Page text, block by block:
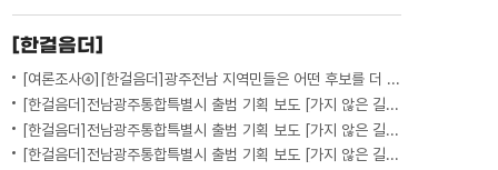
[한걸음더]
[여론조사④][한걸음더]광주전남 지역민들은 어떤 후보를 더 선호할까.. 변수는?
[한걸음더]전남광주통합특별시 출범 기획 보도 [가지 않은 길] 5편 프랑스 헌법에 새긴 '지방 분권'..전남광주 통합 성공 조건은?
[한걸음더]전남광주통합특별시 출범 기획 보도 [가지 않은 길] 4편 프랑스 지역 통합 10년 성적표
[한걸음더]전남광주통합특별시 출범 기획 보도 [가지 않은 길] 3편 프랑스 통합 10년 지났지만..."우린 여전히 알자스인"